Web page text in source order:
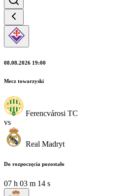
08.08.2026 19:00
Mecz towarzyski
Ferencvárosi TC
vs
Real Madryt
Do rozpoczęcia pozostało
07 h 03 m 13 s